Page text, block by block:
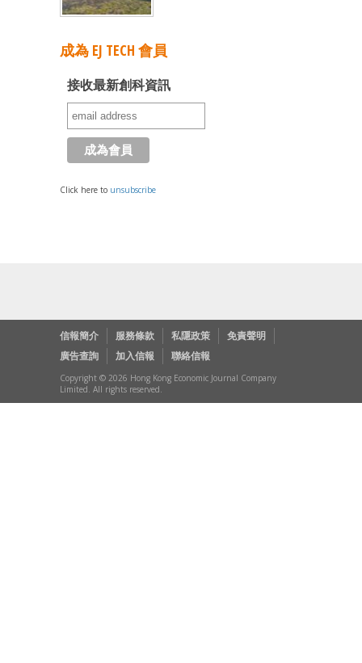
成為 EJ TECH 會員
接收最新創科資訊
Click here to unsubscribe
信報簡介 服務條款 私隱政策
免責聲明
廣告查詢
加入信報 聯絡信報
Copyright © 2026 Hong Kong Economic Journal Company
Limited. All rights reserved.